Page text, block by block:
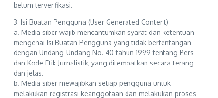
belum terverifikasi.
3. Isi Buatan Pengguna (User Generated Content)
a. Media siber wajib mencantumkan syarat dan ketentuan
mengenai Isi Buatan Pengguna yang tidak bertentangan
dengan Undang-Undang No. 40 tahun 1999 tentang Pers
dan Kode Etik Jurnalistik, yang ditempatkan secara terang
dan jelas.
b. Media siber mewajibkan setiap pengguna untuk
melakukan registrasi keanggotaan dan melakukan proses